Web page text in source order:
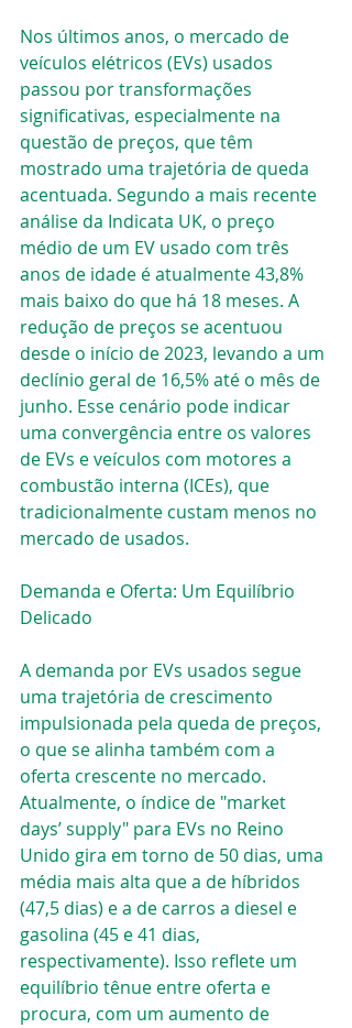
Nos últimos anos, o mercado de
veículos elétricos (EVs) usados
passou por transformações
significativas, especialmente na
questão de preços, que têm
mostrado uma trajetória de queda
acentuada. Segundo a mais recente
análise da Indicata UK, o preço
médio de um EV usado com três
anos de idade é atualmente 43,8%
mais baixo do que há 18 meses. A
redução de preços se acentuou
desde o início de 2023, levando a um
declínio geral de 16,5% até o mês de
junho. Esse cenário pode indicar
uma convergência entre os valores
de EVs e veículos com motores a
combustão interna (ICEs), que
tradicionalmente custam menos no
mercado de usados.
Demanda e Oferta: Um Equilíbrio
Delicado
A demanda por EVs usados segue
uma trajetória de crescimento
impulsionada pela queda de preços,
o que se alinha também com a
oferta crescente no mercado.
Atualmente, o índice de "market
days’ supply" para EVs no Reino
Unido gira em torno de 50 dias, uma
média mais alta que a de híbridos
(47,5 dias) e a de carros a diesel e
gasolina (45 e 41 dias,
respectivamente). Isso reflete um
equilíbrio tênue entre oferta e
procura, com um aumento de